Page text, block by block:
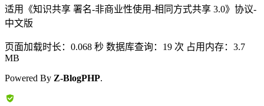
适用《知识共享 署名-非商业性使用-相同方式共享 3.0》协议-
中文版
页面加载时长：0.068 秒 数据库查询：19 次 占用内存：3.7
MB
Powered By Z-BlogPHP.